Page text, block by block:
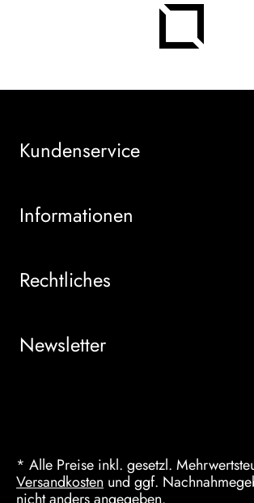
Kundenservice
Informationen
Rechtliches
Newsletter
* Alle Preise inkl. gesetzl.
Versandkosten und ggf.